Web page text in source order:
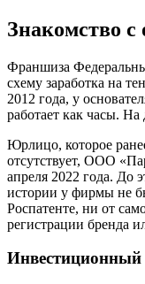
Знакомство с
Франшиза
схему заработка на
2012 года, у
работает как часы. На
Юрлицо, которое
отсутствует, ООО
апреля 2022 года. До
истории у фирмы не
Роспатенте, ни от
регистрации бренда
Инвестиционный